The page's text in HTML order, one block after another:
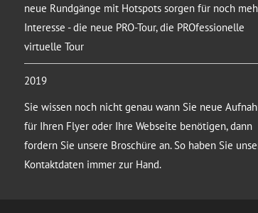
neue Rundgänge mit Hotspots sorgen für noch
Interesse - die neue PRO-Tour, die PROfessionelle
virtuelle Tour
2019
Sie wissen noch nicht genau wann Sie neue
für Ihren Flyer oder Ihre Webseite benötigen, dann
fordern Sie unsere Broschüre an. So haben Sie
Kontaktdaten immer zur Hand.